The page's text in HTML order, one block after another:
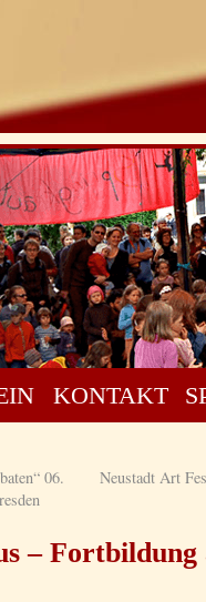
KONTAKT
06.
Neustadt Art
– Fortbildung